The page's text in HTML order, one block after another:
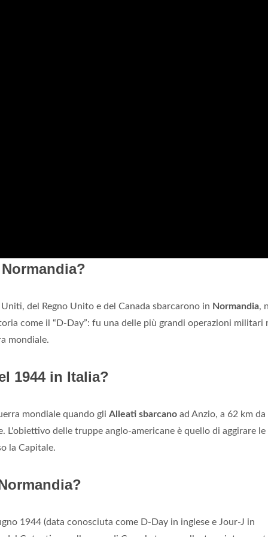
del Regno Unito e del Canada sbarcarono in Normandia,
come il “D-Day”: fu una delle più grandi operazioni militari
mondiale.
1944 in Italia?
mondiale quando gli Alleati sbarcano ad Anzio, a 62 km da
L'obiettivo delle truppe anglo-americane è quello di aggirare le
la Capitale.
1944 (data conosciuta come D-Day in inglese e Jour-J in